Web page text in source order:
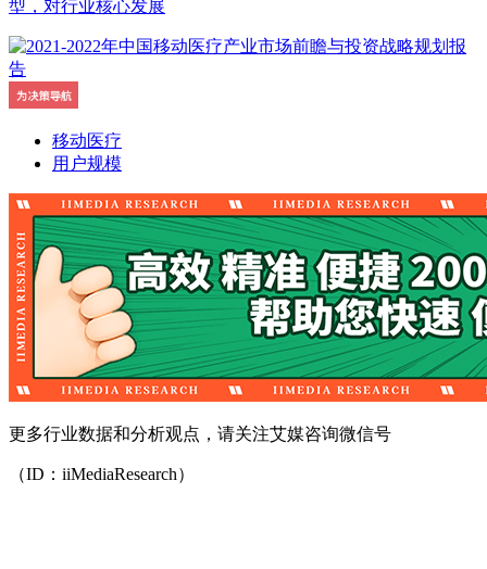
型，对行业核心发展
移动医疗
用户规模
更多行业数据和分析观点，请关注艾媒咨询微信号
（ID：iiMediaResearch）